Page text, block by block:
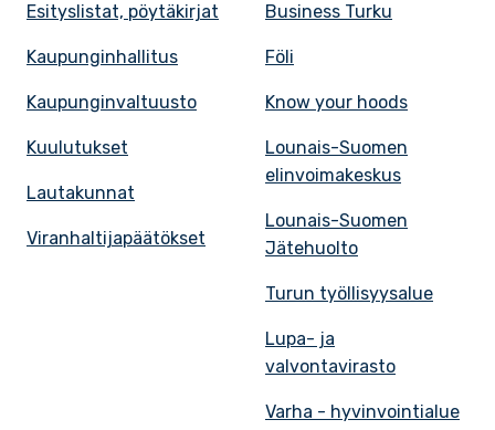
Esityslistat, pöytäkirjat
Kaupunginhallitus
Kaupunginvaltuusto
Kuulutukset
Lautakunnat
Viranhaltijapäätökset
Business Turku
Föli
Know your hoods
Lounais-Suomen
elinvoimakeskus
Lounais-Suomen
Jätehuolto
Turun työllisyysalue
Lupa- ja
valvontavirasto
Varha - hyvinvointialue